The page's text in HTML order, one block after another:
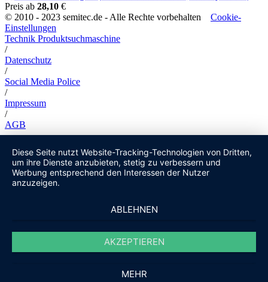
Preis ab 28,10 €
© 2010 - 2023 semitec.de - Alle Rechte vorbehalten Cookie-
Einstellungen
Technik Produktsuchmaschine
/
Datenschutz
/
Social Media Police
/
Impressum
/
AGB
Diese Seite nutzt Website-Tracking-Technologien von Dritten,
um ihre Dienste anzubieten, stetig zu verbessern und
Werbung entsprechend den Interessen der Nutzer
anzuzeigen.
ABLEHNEN
AKZEPTIEREN
MEHR